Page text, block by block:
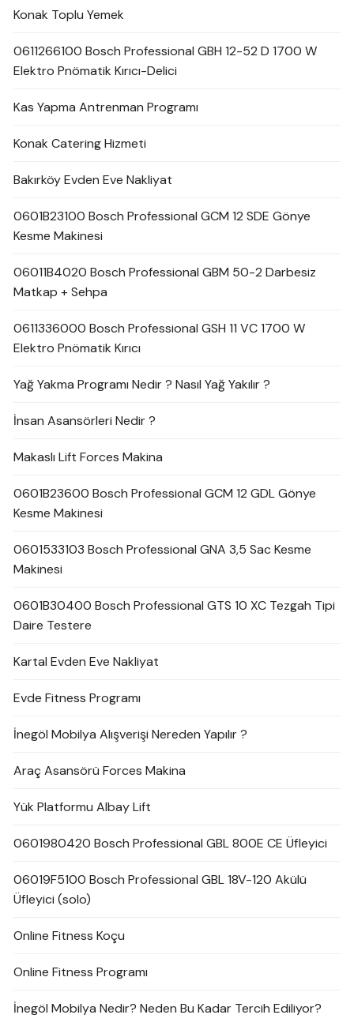
Konak Toplu Yemek
0611266100 Bosch Professional GBH 12-52 D 1700 W
Elektro Pnömatik Kırıcı-Delici
Kas Yapma Antrenman Programı
Konak Catering Hizmeti
Bakırköy Evden Eve Nakliyat
0601B23100 Bosch Professional GCM 12 SDE Gönye
Kesme Makinesi
06011B4020 Bosch Professional GBM 50-2 Darbesiz
Matkap + Sehpa
0611336000 Bosch Professional GSH 11 VC 1700 W
Elektro Pnömatik Kırıcı
Yağ Yakma Programı Nedir ? Nasıl Yağ Yakılır ?
İnsan Asansörleri Nedir ?
Makaslı Lift Forces Makina
0601B23600 Bosch Professional GCM 12 GDL Gönye
Kesme Makinesi
0601533103 Bosch Professional GNA 3,5 Sac Kesme
Makinesi
0601B30400 Bosch Professional GTS 10 XC Tezgah Tipi
Daire Testere
Kartal Evden Eve Nakliyat
Evde Fitness Programı
İnegöl Mobilya Alışverişi Nereden Yapılır ?
Araç Asansörü Forces Makina
Yük Platformu Albay Lift
0601980420 Bosch Professional GBL 800E CE Üfleyici
06019F5100 Bosch Professional GBL 18V-120 Akülü
Üfleyici (solo)
Online Fitness Koçu
Online Fitness Programı
İnegöl Mobilya Nedir? Neden Bu Kadar Tercih Ediliyor?